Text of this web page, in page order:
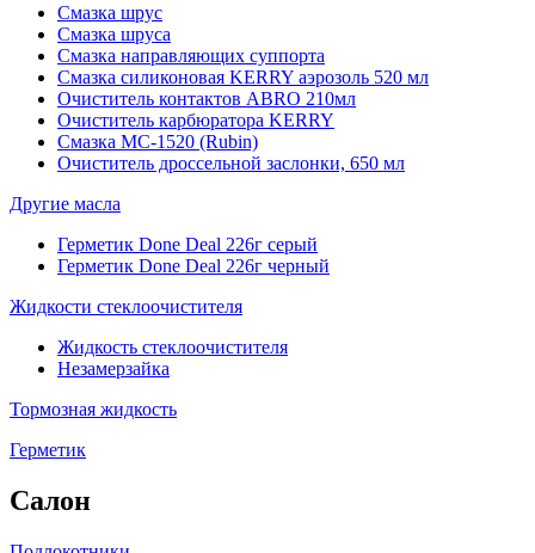
Смазка шрус
Смазка шруса
Смазка направляющих суппорта
Смазка силиконовая KERRY аэрозоль 520 мл
Очиститель контактов ABRO 210мл
Очиститель карбюратора KERRY
Смазка МС-1520 (Rubin)
Очиститель дроссельной заслонки, 650 мл
Другие масла
Герметик Done Deal 226г серый
Герметик Done Deal 226г черный
Жидкости стеклоочистителя
Жидкость стеклоочистителя
Незамерзайка
Тормозная жидкость
Герметик
Салон